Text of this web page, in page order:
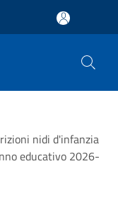
nidi d'infanzia
educativo 2026-